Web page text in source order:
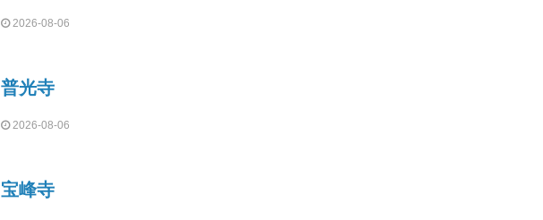
2026-08-06
普光寺
2026-08-06
宝峰寺